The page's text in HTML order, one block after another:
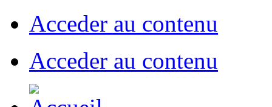
Acceder au contenu
Acceder au contenu